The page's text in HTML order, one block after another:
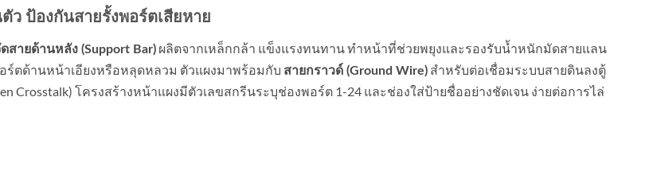
ว ป้องกันสายรั้งพอร์ตเสียหาย
สายด้านหลัง (Support Bar) ผลิตจากเหล็กกล้า แข็งแรงทนทาน ทำหน้าที่ช่วยพยุงและรองรับน้ำหนักมัดสายแลน
ตด้านหน้าเอียงหรือหลุดหลวม ตัวแผงมาพร้อมกับ สายกราวด์ (Ground Wire) สำหรับต่อเชื่อมระบบสายดินลงตู้
โครงสร้างหน้าแผงมีตัวเลขสกรีนระบุช่องพอร์ต 1-24 และช่องใส่ป้ายชื่ออย่างชัดเจน ง่ายต่อการไล่